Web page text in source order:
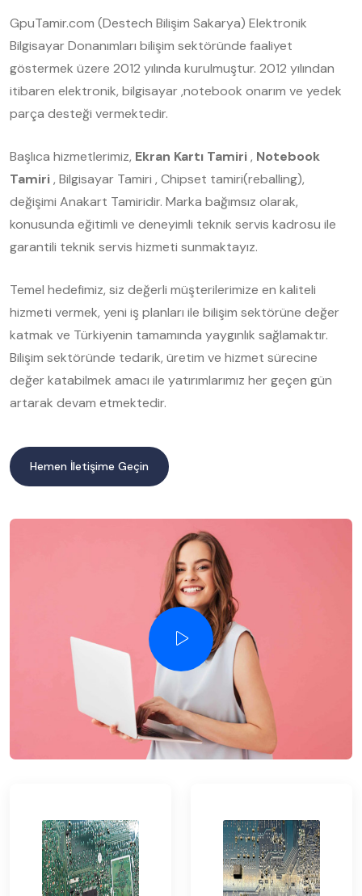
GpuTamir.com (Destech Bilişim Sakarya) Elektronik
Bilgisayar Donanımları bilişim sektöründe faaliyet
göstermek üzere 2012 yılında kurulmuştur. 2012 yılından
itibaren elektronik, bilgisayar ,notebook onarım ve yedek
parça desteği vermektedir.
Başlıca hizmetlerimiz, Ekran Kartı Tamiri, Notebook
Tamiri, Bilgisayar Tamiri , Chipset tamiri(reballing),
değişimi Anakart Tamiridir. Marka bağımsız olarak,
konusunda eğitimli ve deneyimli teknik servis kadrosu ile
garantili teknik servis hizmeti sunmaktayız.
Temel hedefimiz, siz değerli müşterilerimize en kaliteli
hizmeti vermek, yeni iş planları ile bilişim sektörüne değer
katmak ve Türkiyenin tamamında yaygınlık sağlamaktır.
Bilişim sektöründe tedarik, üretim ve hizmet sürecine
değer katabilmek amacı ile yatırımlarımız her geçen gün
artarak devam etmektedir.
Hemen İletişime Geçin